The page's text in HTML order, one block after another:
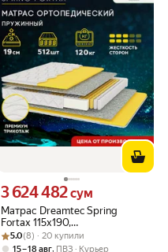
Матрас Dreamtec Spring
Fortax 115х190,
ортопедический,
независимые пружины,
Цена 3624482 сум вместо
3 624 482сум
Рейтинг товара: 5.0 из 5
Оценок: (8) · 20 купили
5.0(8) · 20 купили
15 – 18 авг, ПВЗ Курьер